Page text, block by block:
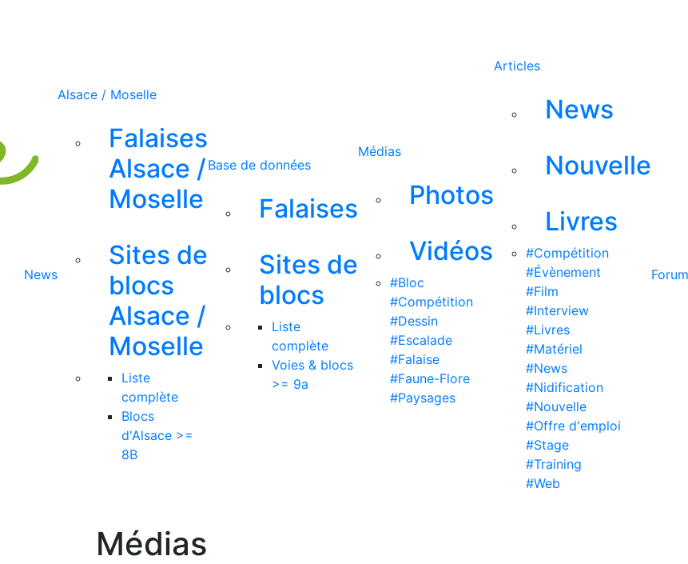
News
Alsace / Moselle
Falaises
Alsace /
Moselle
Sites de
blocs
Alsace /
Moselle
Liste
complète
Blocs
d'Alsace >=
8B
Base de données
Falaises
Sites de
blocs
Liste
complète
Voies & blocs
>= 9a
Médias
Photos
Vidéos
#Bloc
#Compétition
#Dessin
#Escalade
#Falaise
#Faune-Flore
#Paysages
Articles
News
Nouvelle
Livres
#Compétition
#Évènement
#Film
#Interview
#Livres
#Matériel
#News
#Nidification
#Nouvelle
#Offre d'emploi
#Stage
#Training
#Web
Forum
Médias